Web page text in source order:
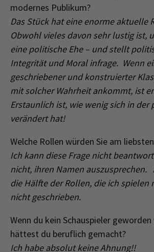
modernes Publikum?
Das Stück hat eine enorme aktuelle
Obwohl vieles davon sehr lustig ist,
eine politische Ehe – und stellt
Integrität und Moral infrage. Wenn
geschriebener und konstruierter
mit solcher Wahrheit ankommt, ist
Erstaunlich ist, wie wenig sich in der
verändert hat!
Welche Rollen würden Sie am
Ich kann diese Frage nicht
nicht, ihren Namen auszusprechen.
die Hälfte der Rollen, die ich spielen
nicht geschrieben.
Wenn du kein Schauspieler
hättest du beruflich gemacht?
Ich habe absolut keine Ahnung!!